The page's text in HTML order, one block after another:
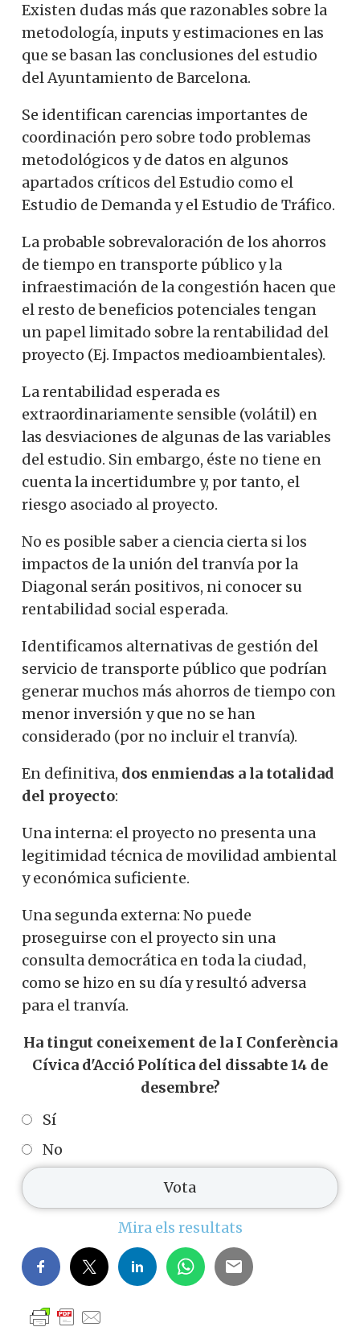
Existen dudas más que razonables sobre la
metodología, inputs y estimaciones en las
que se basan las conclusiones del estudio
del Ayuntamiento de Barcelona.
Se identifican carencias importantes de
coordinación pero sobre todo problemas
metodológicos y de datos en algunos
apartados críticos del Estudio como el
Estudio de Demanda y el Estudio de Tráfico.
La probable sobrevaloración de los ahorros
de tiempo en transporte público y la
infraestimación de la congestión hacen que
el resto de beneficios potenciales tengan
un papel limitado sobre la rentabilidad del
proyecto (Ej. Impactos medioambientales).
La rentabilidad esperada es
extraordinariamente sensible (volátil) en
las desviaciones de algunas de las variables
del estudio. Sin embargo, éste no tiene en
cuenta la incertidumbre y, por tanto, el
riesgo asociado al proyecto.
No es posible saber a ciencia cierta si los
impactos de la unión del tranvía por la
Diagonal serán positivos, ni conocer su
rentabilidad social esperada.
Identificamos alternativas de gestión del
servicio de transporte público que podrían
generar muchos más ahorros de tiempo con
menor inversión y que no se han
considerado (por no incluir el tranvía).
En definitiva, dos enmiendas a la totalidad
del proyecto:
Una interna: el proyecto no presenta una
legitimidad técnica de movilidad ambiental
y económica suficiente.
Una segunda externa: No puede
proseguirse con el proyecto sin una
consulta democrática en toda la ciudad,
como se hizo en su día y resultó adversa
para el tranvía.
Ha tingut coneixement de la I Conferència
Cívica d'Acció Política del dissabte 14 de
desembre?
Sí
No
Mira els resultats